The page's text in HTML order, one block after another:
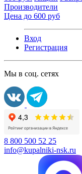
Производители
Цена до 600 руб
Вход
Регистрация
Мы в соц. сетях
8 800 500 52 25
info@kupalniki-nsk.ru